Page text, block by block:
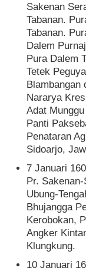
Sakenan
Tabanan.
Tabanan.
Dalem
Pura Dalem
Tetek
Blambangan
Nararya
Adat
Panti
Penataran
Sidoarjo,
7 Januari
Pr.
Ubung-
Bhujangga
Kerobokan,
Angker
Klungkung.
10 Januari